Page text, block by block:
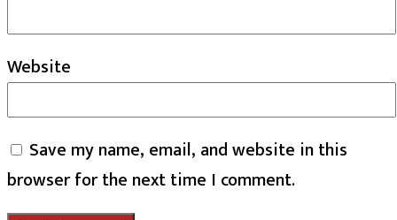
Website
Save my name, email, and website in this
browser for the next time I comment.